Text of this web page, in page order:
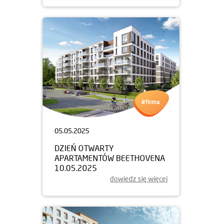
05.05.2025
DZIEŃ OTWARTY
APARTAMENTÓW BEETHOVENA
10.05.2025
dowiedz się więcej